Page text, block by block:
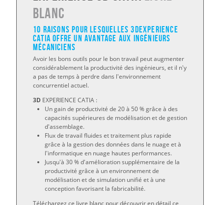
BLANC
10 raisons pour lesquelles 3DEXPERIENCE
CATIA offre un avantage aux ingénieurs
mécaniciens
Avoir les bons outils pour le bon travail peut augmenter
considérablement la productivité des ingénieurs, et il n'y
a pas de temps à perdre dans l'environnement
concurrentiel actuel.
3D EXPERIENCE CATIA :
Un gain de productivité de 20 à 50 % grâce à des
capacités supérieures de modélisation et de gestion
d'assemblage.
Flux de travail fluides et traitement plus rapide
grâce à la gestion des données dans le nuage et à
l'informatique en nuage hautes performances.
Jusqu'à 30 % d'amélioration supplémentaire de la
productivité grâce à un environnement de
modélisation et de simulation unifié et à une
conception favorisant la fabricabilité.
Téléchargez ce livre blanc pour découvrir en détail ce